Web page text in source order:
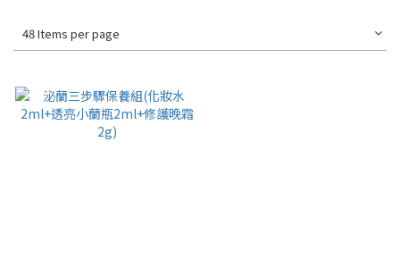
48 Items per page